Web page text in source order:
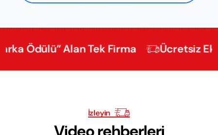
Alan Tek Firma Ücretsiz Ekspertiz
İzleyin
Video rehberleri